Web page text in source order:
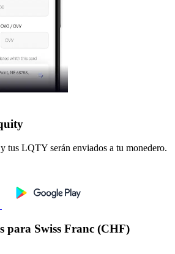
tus LQTY serán enviados a tu monedero.
para Swiss Franc (CHF)